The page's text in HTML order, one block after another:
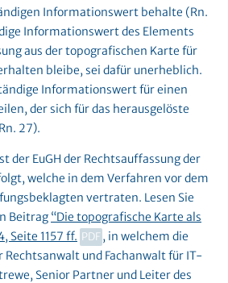
Informationswert behalte (Rn.
Informationswert des Elements
aus der topografischen Karte für
bleibe, sei dafür unerheblich.
Informationswert für einen
der sich für das herausgelöste
27).
der EuGH der Rechtsauffassung der
welche in dem Verfahren vor dem
vertraten. Lesen Sie
Beitrag “Die topografische Karte als
Seite 1157 ff.
, in welchem die
und Fachanwalt für IT-
Senior Partner und Leiter des